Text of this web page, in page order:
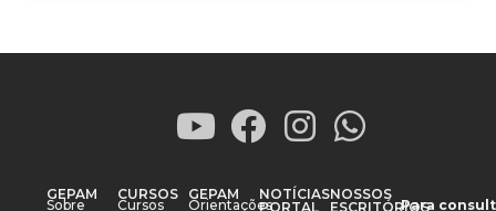
GEPAM
Sobre
CURSOS
Cursos
GEPAM
Orientações
NOTÍCIAS
PORTAL
NOSSOS
ESCRITÓRIOS
Para